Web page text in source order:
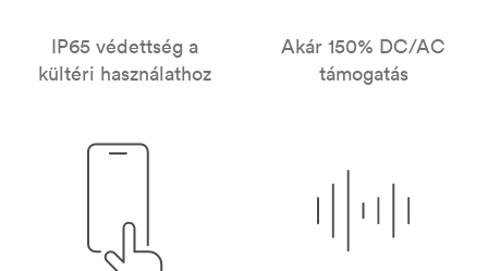
IP65 védettség a
kültéri használathoz
Akár 150% DC/AC
támogatás